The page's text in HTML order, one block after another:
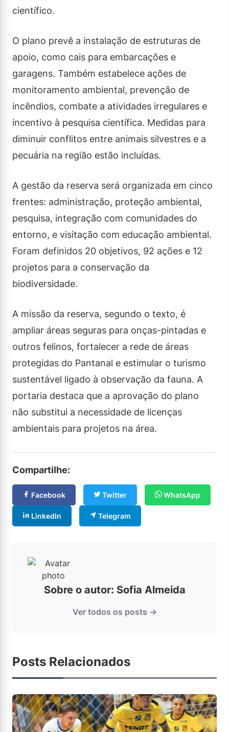
científico.
O plano prevê a instalação de estruturas de
apoio, como cais para embarcações e
garagens. Também estabelece ações de
monitoramento ambiental, prevenção de
incêndios, combate a atividades irregulares e
incentivo à pesquisa científica. Medidas para
diminuir conflitos entre animais silvestres e a
pecuária na região estão incluídas.
A gestão da reserva será organizada em cinco
frentes: administração, proteção ambiental,
pesquisa, integração com comunidades do
entorno, e visitação com educação ambiental.
Foram definidos 20 objetivos, 92 ações e 12
projetos para a conservação da
biodiversidade.
A missão da reserva, segundo o texto, é
ampliar áreas seguras para onças-pintadas e
outros felinos, fortalecer a rede de áreas
protegidas do Pantanal e estimular o turismo
sustentável ligado à observação da fauna. A
portaria destaca que a aprovação do plano
não substitui a necessidade de licenças
ambientais para projetos na área.
Compartilhe:
Facebook Twitter WhatsApp
LinkedIn Telegram
Sobre o autor: Sofia Almeida
Ver todos os posts →
Posts Relacionados